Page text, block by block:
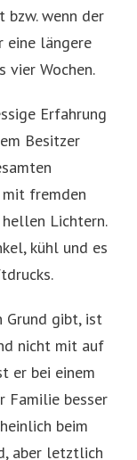
bzw. wenn der
eine längere
vier Wochen.
Erfahrung
Besitzer
mit fremden
hellen Lichtern.
kühl und es
Grund gibt, ist
nicht mit auf
er bei einem
Familie besser
beim
aber letztlich